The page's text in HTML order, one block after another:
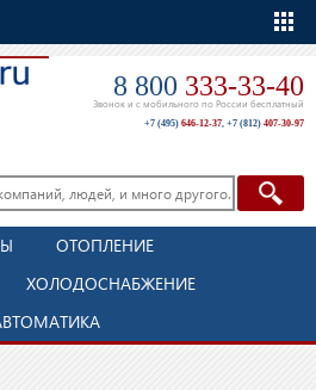
8 800 333-33-40
Звонок и с мобильного по России бесплатный
+7 (495) 646-12-37, +7 (812) 407-30-97
ОТОПЛЕНИЕ
ХОЛОДОСНАБЖЕНИЕ